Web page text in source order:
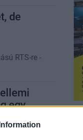
de
RTS-re -
egy